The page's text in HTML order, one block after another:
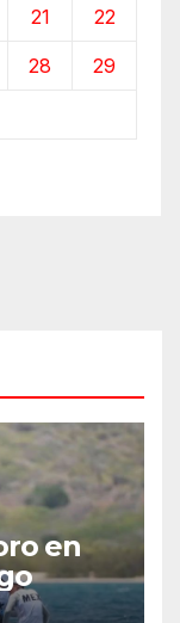
21 22
28 29
en